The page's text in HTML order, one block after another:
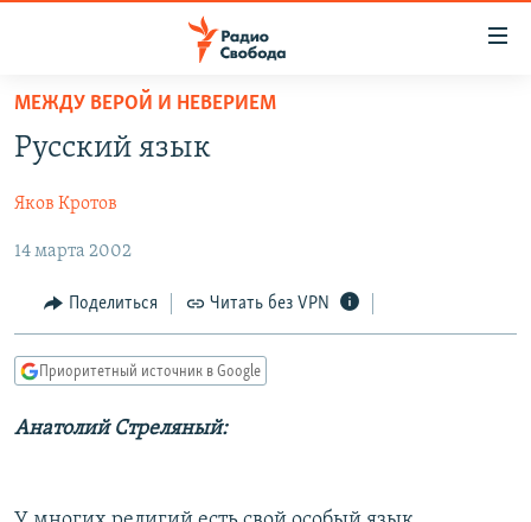
упрощенного
доступа
содержанию
Вернутся
главной
навигации
ПОДКАСТЫ
АВТОРСКИЕ ПРОЕКТЫ
ЦИТАТЫ СВОБОДЫ
МНЕНИЯ
КУЛЬТУРА
IDEL.РЕАЛИИ
КАВКАЗ.РЕАЛИИ
СИБИРЬ.РЕАЛИИ
МЕЖДУ ВЕРОЙ И НЕВЕРИЕМ
Русский язык
Яков Кротов
14 марта 2002
Поделиться Читать без VPN
Приоритетный источник в Google
Анатолий Стреляный: